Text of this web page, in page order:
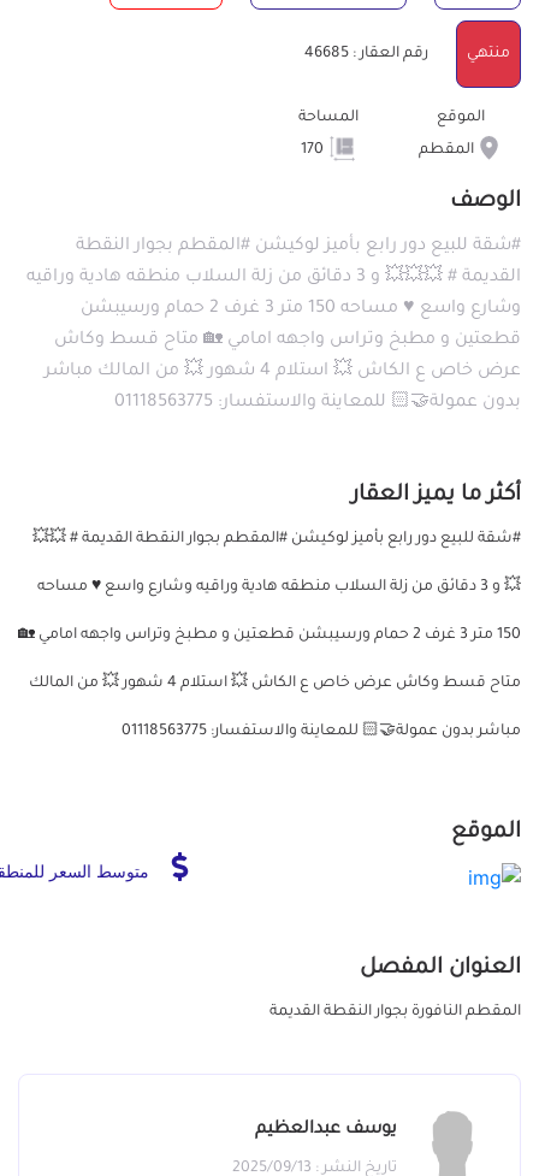
منتهي رقم العقار : 46685
الموقع
المقطم
المساحة
الوصف
#شقة للبيع دور رابع بأميز لوكيشن #المقطم بجوار النقطة
القديمة # 💥💥💥 و 3 دقائق من زلة السلاب منطقه هادية وراقيه
وشارع واسع ♥ مساحه 150 متر 3 غرف 2 حمام ورسيبشن
قطعتين و مطبخ وتراس واجهه امامي 🏡 متاح قسط وكاش
عرض خاص ع الكاش 💥 استلام 4 شهور 💥 من المالك مباشر
بدون عمولة🤝🏻 للمعاينة والاستفسار: 01118563775
أكثر ما يميز العقار
#شقة للبيع دور رابع بأميز لوكيشن #المقطم بجوار النقطة القديمة # 💥💥
💥 و 3 دقائق من زلة السلاب منطقه هادية وراقيه وشارع واسع ♥ مساحه
150 متر 3 غرف 2 حمام ورسيبشن قطعتين و مطبخ وتراس واجهه امامي 🏡
متاح قسط وكاش عرض خاص ع الكاش 💥 استلام 4 شهور 💥 من المالك
مباشر بدون عمولة🤝🏻 للمعاينة والاستفسار: 01118563775
الموقع
متوسط السعر
العنوان المفصل
المقطم النافورة بجوار النقطة القديمة
يوسف عبدالعظيم
تاريخ النشر : 2025/09/13